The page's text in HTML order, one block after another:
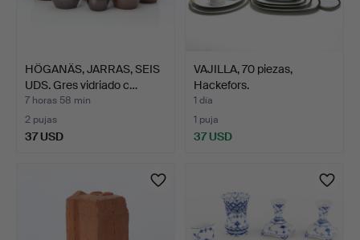
HÖGANÄS, JARRAS, SEIS
UDS. Gres vidriado c…
7 horas 58 min
2 pujas
37 USD
VAJILLA, 70 piezas,
Hackefors.
1 día
1 puja
37 USD